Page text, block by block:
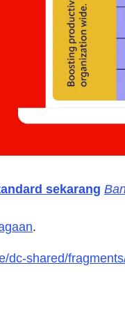
sekarang
.
dc-shared/